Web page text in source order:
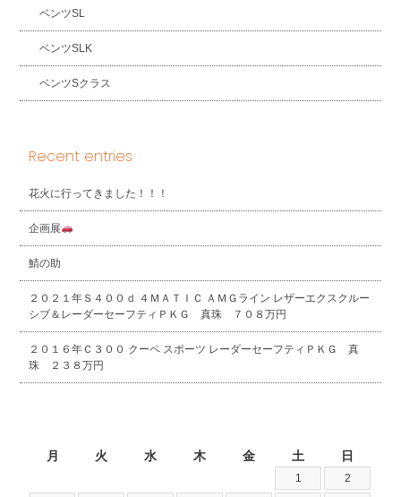
ベンツSL
ベンツSLK
ベンツSクラス
Recent entries
花火に行ってきました！！！
企画展
鯖の助
２０２１年Ｓ４００ｄ ４ＭＡＴＩＣ ＡＭＧライン レザーエクスクルー
シブ＆レーダーセーフティＰＫＧ 真珠 ７０８万円
２０１６年Ｃ３００ クーペ スポーツ レーダーセーフティＰＫＧ 真
珠 ２３８万円
月 火 水 木 金 土 日
1 2